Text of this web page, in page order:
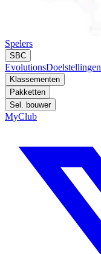
Spelers
SBC
EvolutionsDoelstellingen
Klassementen
Pakketten
Sel. bouwer
MyClub